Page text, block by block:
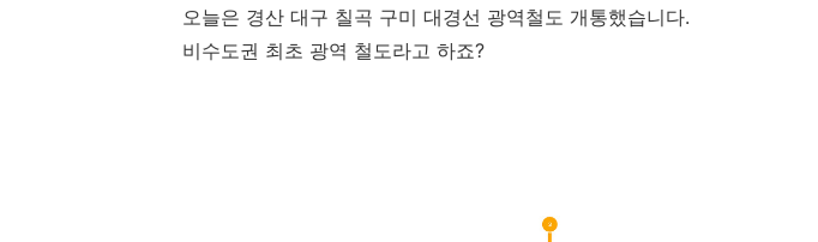
오늘은 경산 대구 칠곡 구미 대경선 광역철도 개통했습니다.
비수도권 최초 광역 철도라고 하죠?